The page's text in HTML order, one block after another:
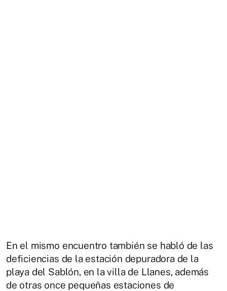
En el mismo encuentro también se habló de las
deficiencias de la estación depuradora de la
playa del Sablón, en la villa de Llanes, además
de otras once pequeñas estaciones de